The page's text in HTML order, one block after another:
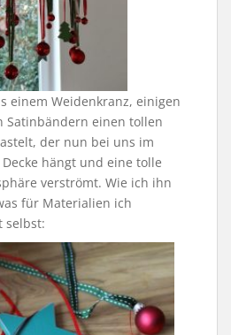
einem Weidenkranz, einigen
Satinbändern einen tollen
der nun bei uns im
hängt und eine tolle
verströmt. Wie ich ihn
für Materialien ich
selbst: